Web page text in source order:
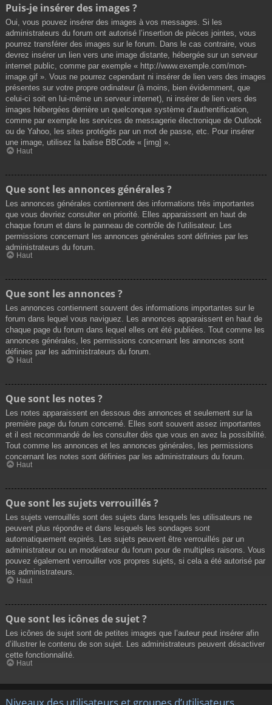
Puis-je insérer des images ?
Oui, vous pouvez insérer des images à vos messages. Si les
administrateurs du forum ont autorisé l’insertion de pièces jointes, vous
pourrez transférer des images sur le forum. Dans le cas contraire, vous
devrez insérer un lien vers une image distante, hébergée sur un serveur
internet public, comme par exemple « http://www.exemple.com/mon-
image.gif ». Vous ne pourrez cependant ni insérer de lien vers des images
présentes sur votre propre ordinateur (à moins, bien évidemment, que
celui-ci soit en lui-même un serveur internet), ni insérer de lien vers des
images hébergées derrière un quelconque système d’authentification,
comme par exemple les services de messagerie électronique de Outlook
ou de Yahoo, les sites protégés par un mot de passe, etc. Pour insérer
une image, utilisez la balise BBCode « [img] ».
Haut
Que sont les annonces générales ?
Les annonces générales contiennent des informations très importantes
que vous devriez consulter en priorité. Elles apparaissent en haut de
chaque forum et dans le panneau de contrôle de l’utilisateur. Les
permissions concernant les annonces générales sont définies par les
administrateurs du forum.
Haut
Que sont les annonces ?
Les annonces contiennent souvent des informations importantes sur le
forum dans lequel vous naviguez. Les annonces apparaissent en haut de
chaque page du forum dans lequel elles ont été publiées. Tout comme les
annonces générales, les permissions concernant les annonces sont
définies par les administrateurs du forum.
Haut
Que sont les notes ?
Les notes apparaissent en dessous des annonces et seulement sur la
première page du forum concerné. Elles sont souvent assez importantes
et il est recommandé de les consulter dès que vous en avez la possibilité.
Tout comme les annonces et les annonces générales, les permissions
concernant les notes sont définies par les administrateurs du forum.
Haut
Que sont les sujets verrouillés ?
Les sujets verrouillés sont des sujets dans lesquels les utilisateurs ne
peuvent plus répondre et dans lesquels les sondages sont
automatiquement expirés. Les sujets peuvent être verrouillés par un
administrateur ou un modérateur du forum pour de multiples raisons. Vous
pouvez également verrouiller vos propres sujets, si cela a été autorisé par
les administrateurs.
Haut
Que sont les icônes de sujet ?
Les icônes de sujet sont de petites images que l’auteur peut insérer afin
d’illustrer le contenu de son sujet. Les administrateurs peuvent désactiver
cette fonctionnalité.
Haut